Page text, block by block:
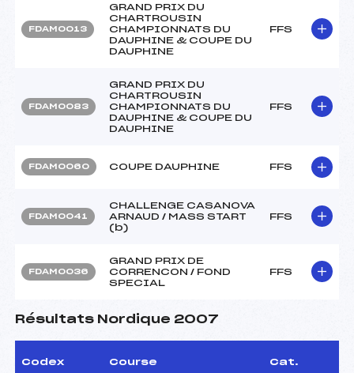
FDAM0013
GRAND PRIX DU
CHARTROUSIN
CHAMPIONNATS DU
DAUPHINE & COUPE DU
DAUPHINE
FFS
FDAM0083
GRAND PRIX DU
CHARTROUSIN
CHAMPIONNATS DU
DAUPHINE & COUPE DU
DAUPHINE
FFS
FDAM0060 COUPE DAUPHINE FFS
FDAM0041
CHALLENGE CASANOVA
ARNAUD / MASS START
(b)
FFS
FDAM0036
GRAND PRIX DE
CORRENCON / FOND
SPECIAL
FFS
Résultats Nordique 2007
Codex Course Cat.